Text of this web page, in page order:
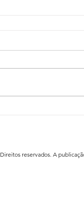
Direitos reservados. A